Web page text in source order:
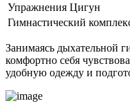
Упражнения Цигун
Гимнастический
Занимаясь дыхательной
комфортно себя
удобную одежду и